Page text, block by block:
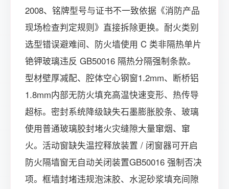
2008、铭牌型号与证书不一致依据《消防产品
现场检查判定规则》直接拆除更换。耐火类别
选型错误避难间、防火墙使用 C 类非隔热单片
铯钾玻璃违反 GB50016 隔热分隔强制条款。
型材壁厚减配、腔体空心钢窗1.2mm、断桥铝
1.8mm内部无防火填充高温快速变形、热传导
超标。密封系统降级缺失石墨膨胀胶条、玻璃
使用普通玻璃胶封堵火灾缝隙大量窜烟、窜
火。活动窗缺失温控释放装置 / 闭窗器可开启
防火隔墙窗无自动关闭装置GB50016 强制否决
项。框墙封堵违规泡沫胶、水泥砂浆填充间隙